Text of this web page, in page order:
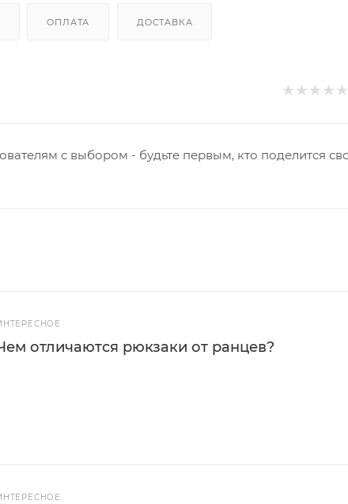
ОПЛАТА ДОСТАВКА
с выбором - будьте первым, кто поделится
отличаются рюкзаки от ранцев?